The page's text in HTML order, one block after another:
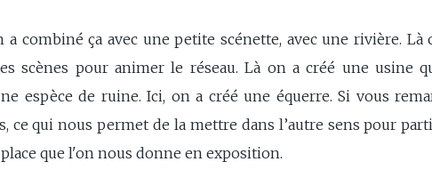
a combiné ça avec une petite scénette, avec une rivière.
scènes pour animer le réseau. Là on a créé une usine
espèce de ruine. Ici, on a créé une équerre. Si vous
ce qui nous permet de la mettre dans l’autre sens pour
que l'on nous donne en exposition.